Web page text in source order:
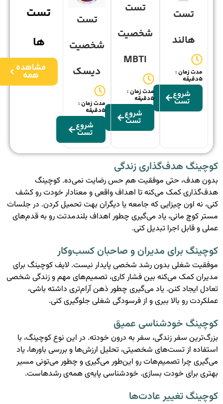
تست
هالند
مدت زمان :
شروع
تست
تست
شخصیت
MBTI
مدت زمان :
شروع
تست
تست
شخصیت
دیسک
مدت زمان :
شروع
تست
تست
ها
مشاهده
همه
کوچینگ هدف‌گذاری زندگی
بدون هدف، حتی موفقیت هم حس رضایت نمی‌ده. کوچینگ
هدف‌گذاری کمک می‌کنه تا اهداف واقعی و معنادار خودت رو کشف
کنی، نه اون چیزایی که جامعه یا دیگران بهت تحمیل کردن. در جلسات
مستر کوچ مانی، یاد می‌گیری چطور اهداف بلندمدتت رو به قدم‌های
عملی و قابل اجرا تبدیل کنی.
کوچینگ برای مدیران و صاحبان کسب‌وکار
موفقیت شغلی بدون رشد شخصی پایدار نیست. لایف کوچینگ برای
مدیران کمک می‌کنه بین فشار کاری، تصمیم‌های مهم و زندگی شخصی
تعادل ایجاد کنن. یاد می‌گیری چطور ذهن آرام‌تری داشته باشی،
عملکردت رو بالا ببری و از فرسودگی شغلی جلوگیری کنی.
کوچینگ خودشناسی عمیق
بزرگ‌ترین سفر زندگی، سفر به درون خودته. در این نوع کوچینگ، با
استفاده از تست‌های شخصیتی، تحلیل ارزش‌ها و بررسی باورها، یاد
می‌گیری چرا تصمیم‌هات رو این‌طور می‌گیری و چطور می‌تونی مسیر
بهتری برای خودت بسازی. خودشناسی پایه‌ی همه‌ی رشدهاست.
کوچینگ تغییر عادت‌ها